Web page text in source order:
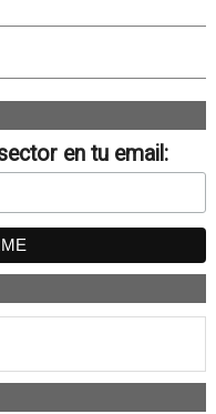
en tu email: